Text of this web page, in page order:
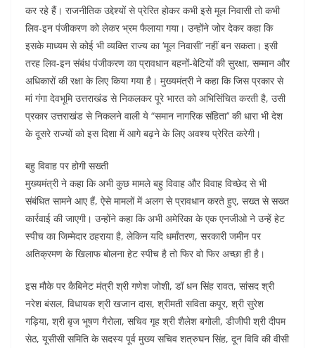
कर रहे हैं। राजनीतिक उद्देश्यों से प्रेरित होकर कभी इसे मूल निवासी तो कभी
लिव-इन पंजीकरण को लेकर भ्रम फैलाया गया। उन्होंने जोर देकर कहा कि
इसके माध्यम से कोई भी व्यक्ति राज्य का ‘मूल निवासी’ नहीं बन सकता। इसी
तरह लिव-इन संबंध पंजीकरण का प्रावधान बहनों-बेटियों की सुरक्षा, सम्मान और
अधिकारों की रक्षा के लिए किया गया है। मुख्यमंत्री ने कहा कि जिस प्रकार से
मां गंगा देवभूमि उत्तराखंड से निकलकर पूरे भारत को अभिसिंचित करती है, उसी
प्रकार उत्तराखंड से निकलने वाली ये “समान नागरिक संहिता’’ की धारा भी देश
के दूसरे राज्यों को इस दिशा में आगे बढ़ने के लिए अवश्य प्रेरित करेगी।
बहु विवाह पर होगी सख्ती
मुख्यमंत्री ने कहा कि अभी कुछ मामले बहु विवाह और विवाह विच्छेद से भी
संबंधित सामने आए हैं, ऐसे मामलों में अलग से प्रावधान करते हुए, सख्त से सख्त
कार्रवाई की जाएगी। उन्होंने कहा कि अभी अमेरिका के एक एनजीओ ने उन्हें हेट
स्पीच का जिम्मेदार ठहराया है, लेकिन यदि धर्मांतरण, सरकारी जमीन पर
अतिक्रमण के खिलाफ बोलना हेट स्पीच है तो फिर वो फिर अच्छा ही है।
इस मौके पर कैबिनेट मंत्री श्री गणेश जोशी, डॉ धन सिंह रावत, सांसद श्री
नरेश बंसल, विधायक श्री खजान दास, श्रीमती सविता कपूर, श्री सुरेश
गड़िया, श्री बृज भूषण गैरोला, सचिव गृह श्री शैलेश बगोली, डीजीपी श्री दीपम
सेठ, यूसीसी समिति के सदस्य पूर्व मुख्य सचिव शत्रुघन सिंह, दून विवि की वीसी